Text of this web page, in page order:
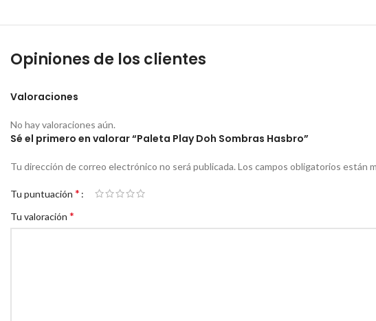
Opiniones de los clientes
Valoraciones
No hay valoraciones aún.
Sé el primero en valorar “Paleta Play Doh Sombras Hasbro”
Tu dirección de correo electrónico no será publicada. Los campos obligatorios están
Tu puntuación *
Tu valoración *